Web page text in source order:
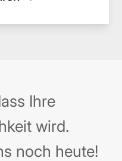
Ihre
wird.
noch heute!